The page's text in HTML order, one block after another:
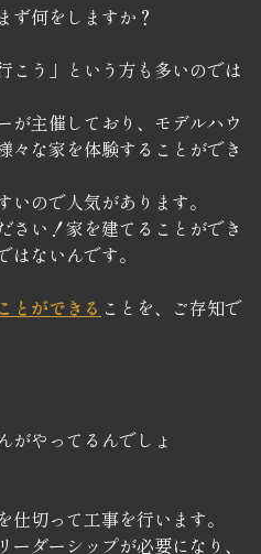
ず何をしますか？
こう」という方も多いのでは
が主催しており、モデルハウ
々な家を体験することができ
ので人気があります。
さい！家を建てることができ
はないんです。
とができる ことを、ご存知で
がやってるんでしょ
切って工事を行います。
ダーシップが必要になり、